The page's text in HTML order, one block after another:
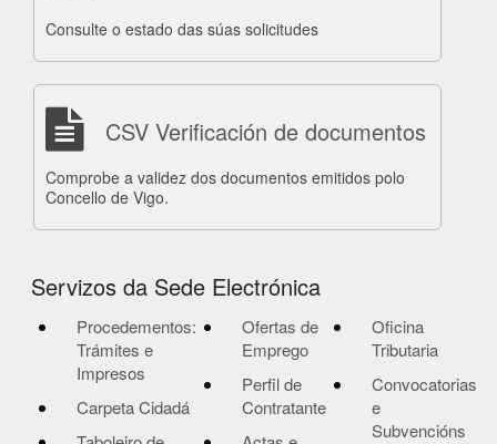
Consulte o estado das súas solicitudes
CSV Verificación de documentos
Comprobe a validez dos documentos emitidos polo
Concello de Vigo.
Servizos da Sede Electrónica
Procedementos:
Trámites e
Impresos
Carpeta Cidadá
Ofertas de
Emprego
Perfil de
Contratante
Oficina
Tributaria
Convocatorias
e
Subvencións